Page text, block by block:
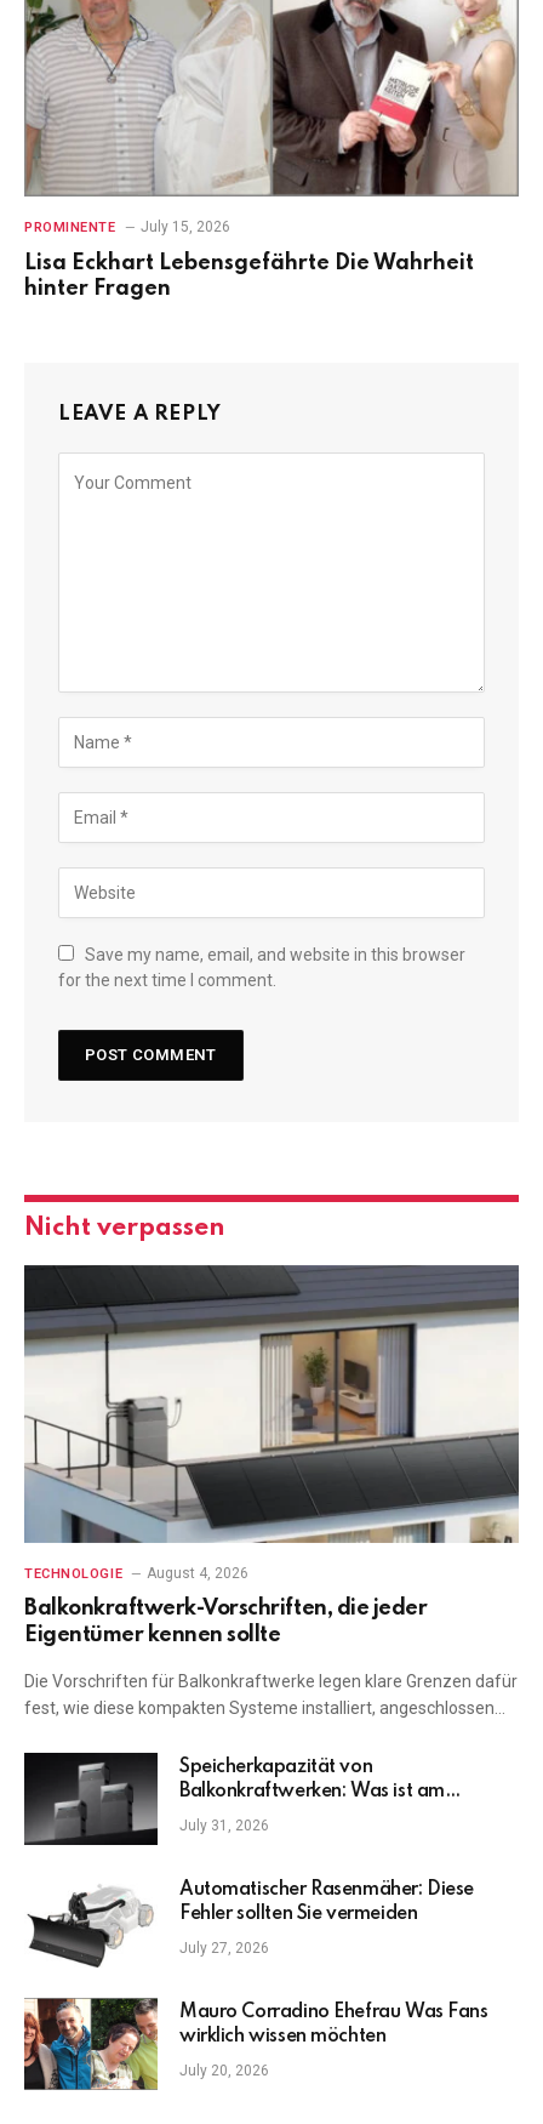
PROMINENTE July 15, 2026
Lisa Eckhart Lebensgefährte Die Wahrheit
hinter Fragen
LEAVE A REPLY
Save my name, email, and website in this browser
for the next time I comment.
Nicht verpassen
TECHNOLOGIE August 4, 2026
Balkonkraftwerk-Vorschriften, die jeder
Eigentümer kennen sollte
Die Vorschriften für Balkonkraftwerke legen klare Grenzen dafür
fest, wie diese kompakten Systeme installiert, angeschlossen…
Speicherkapazität von
Balkonkraftwerken: Was ist am
wichtigsten?
July 31, 2026
Automatischer Rasenmäher: Diese
Fehler sollten Sie vermeiden
July 27, 2026
Mauro Corradino Ehefrau Was Fans
wirklich wissen möchten
July 20, 2026